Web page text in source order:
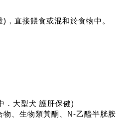
，直接餵食或混和於食物中。
．大型犬 護肝保健)
物、生物類黃酮、N-乙醯半胱胺